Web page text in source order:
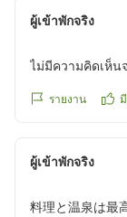
クチコミの詳細
https://
ผู้เข้าพักจริง
ไม่มีความคิดเห็น
รายงาน
ผู้เข้าพักจริง
料理と温泉は最